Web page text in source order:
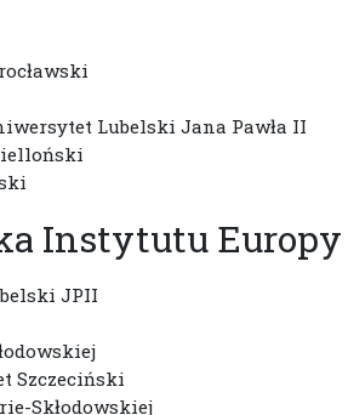
Lubelski Jana Pawła II
Instytutu
JPII
Szczeciński
Skłodowskiej